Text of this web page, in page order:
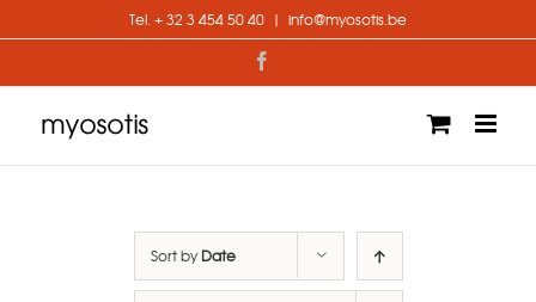
to
Tel. + 32 3 454 50 40 | info@myosotis.be
Sort byDate